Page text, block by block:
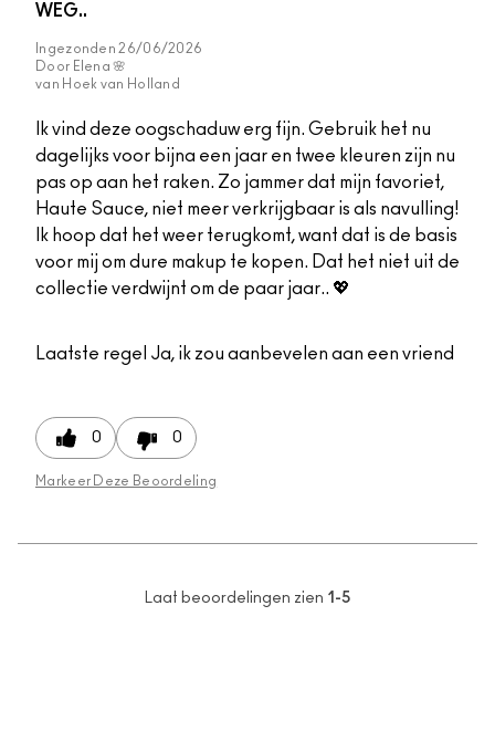
WEG..
Ingezonden 26/06/2026
Door Elena 🌸
van Hoek van Holland
Ik vind deze oogschaduw erg fijn. Gebruik het nu
dagelijks voor bijna een jaar en twee kleuren zijn nu
pas op aan het raken. Zo jammer dat mijn favoriet,
Haute Sauce, niet meer verkrijgbaar is als navulling!
Ik hoop dat het weer terugkomt, want dat is de basis
voor mij om dure makup te kopen. Dat het niet uit de
collectie verdwijnt om de paar jaar.. 💖
Laatste regel Ja, ik zou aanbevelen aan een vriend
0 0
Markeer Deze Beoordeling
Laat beoordelingen zien 1-5